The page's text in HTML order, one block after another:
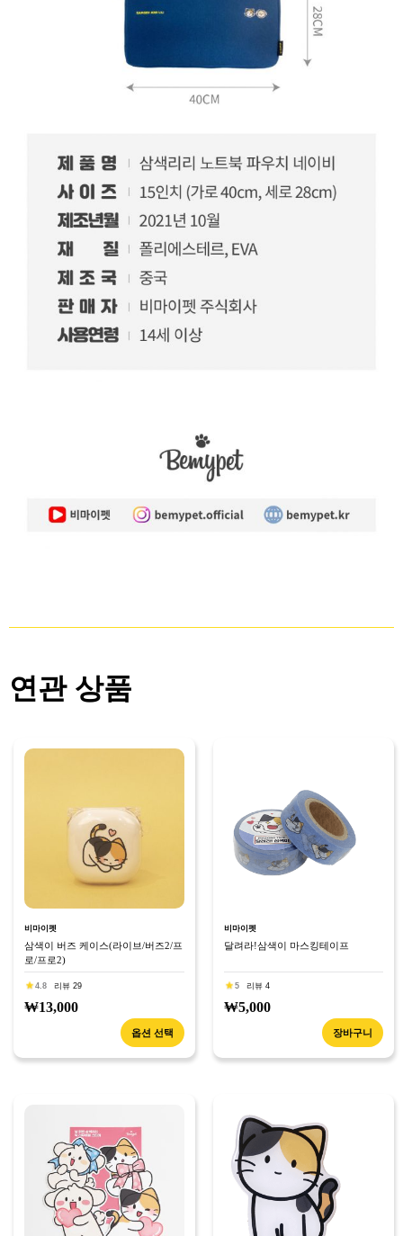
연관 상품
비마이펫
삼색이 버즈 케이스(라이브/버즈2/프
로/프로2)
4.8 리뷰 29
₩13,000
옵션 선택
비마이펫
달려라!삼색이 마스킹테이프
5 리뷰 4
₩5,000
장바구니